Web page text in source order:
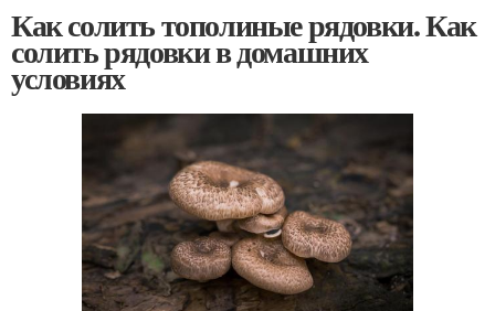
Как солить тополиные рядовки. Как
солить рядовки в домашних
условиях